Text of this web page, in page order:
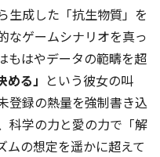
生成した「抗生物質」を
なゲームシナリオを真っ
もはやデータの範疇を超
める」 という彼女の叫
登録の熱量を強制書き込
科学の力と愛の力で「解
ムの想定を遥かに超えて